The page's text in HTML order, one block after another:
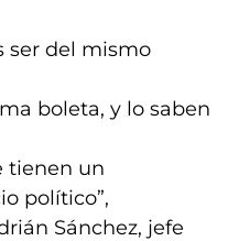
ser del mismo
boleta, y lo saben
tienen un
político”,
Sánchez, jefe